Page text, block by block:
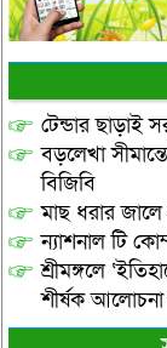
টেন্ডার ছাড়াই
বড়লেখা
বিজিবি
মাছ ধরার
ন্যাশনাল টি
শ্রীমঙ্গলে
শীর্ষক